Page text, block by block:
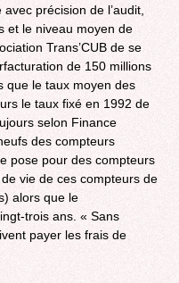
précision de l’audit,
et le niveau moyen de
Trans’CUB de se
de 150 millions
que le taux moyen des
le taux fixé en 1992 de
selon Finance
des compteurs
pose pour des compteurs
vie de ces compteurs de
alors que le
trois ans. « Sans
payer les frais de